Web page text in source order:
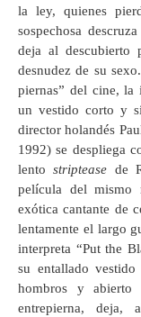
la ley, quienes
sospechosa
deja al descubierto
desnudez de su
piernas” del cine, la
un vestido corto y
director holandés
1992) se despliega
lentostriptease de
película del mismo
exótica cantante de
lentamente el largo
interpreta “Put the
su entallado
hombros y
entrepierna,